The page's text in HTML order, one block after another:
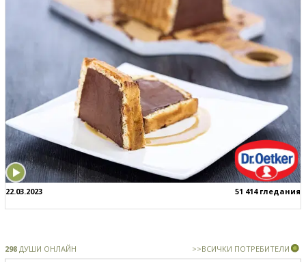
22.03.2023 51 414 гледания
298 ДУШИ ОНЛАЙН >>ВСИЧКИ ПОТРЕБИТЕЛИ